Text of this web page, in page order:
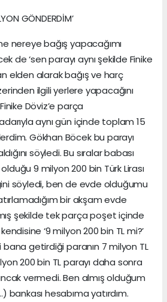
GÖNDERDİM’
nereye bağış yapacağımı
de ‘sen parayı aynı şekilde Finike
elden alarak bağış ve harç
ilgili yerlere yapacağını
Döviz’e parça
aynı gün içinde toplam 15
Gökhan Böcek bu parayı
söyledi. Bu sıralar babası
9 milyon 200 bin Türk Lirası
söyledi, ben de evde olduğumu
bir akşam evde
şekilde tek parça poşet içinde
‘9 milyon 200 bin TL mi?’
getirdiği paranın 7 milyon TL
200 bin TL parayı daha sonra
vermedi. Ben almış olduğum
bankası hesabıma yatırdım.